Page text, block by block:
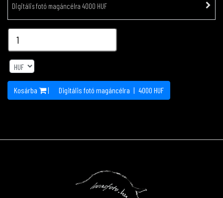
Digitális fotó magáncélra 4000 HUF
Kosárba | Digitális fotó magáncélra | 4000 HUF